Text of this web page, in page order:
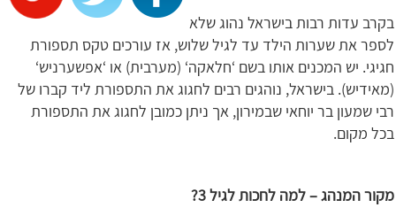
בקרב עדות רבות בישראל נהוג שלא
לספר את שערות הילד עד לגיל שלוש, אז עורכים טקס תספורת
חגיגי. יש המכנים אותו בשם ‘חלאקה‘ (מערבית) או ‘אפשערניש‘
(מאידיש). בישראל, נוהגים רבים לחגוג את התספורת ליד קברו של
רבי שמעון בר יוחאי שבמירון, אך ניתן כמובן לחגוג את התספורת
בכל מקום.
מקור המנהג – למה לחכות לגיל 3?